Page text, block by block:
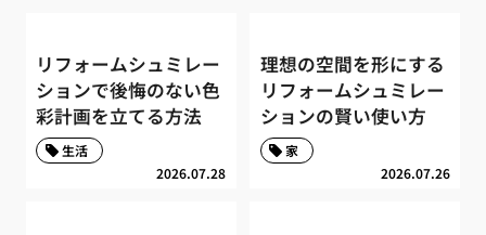
リフォームシュミレー
ションで後悔のない色
彩計画を立てる方法
2026.07.28
生活
理想の空間を形にする
リフォームシュミレー
ションの賢い使い方
2026.07.26
家